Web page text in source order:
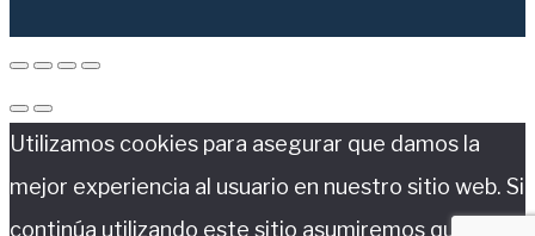
Utilizamos cookies para asegurar que damos la
mejor experiencia al usuario en nuestro sitio web. Si
continúa utilizando este sitio asumiremos que está